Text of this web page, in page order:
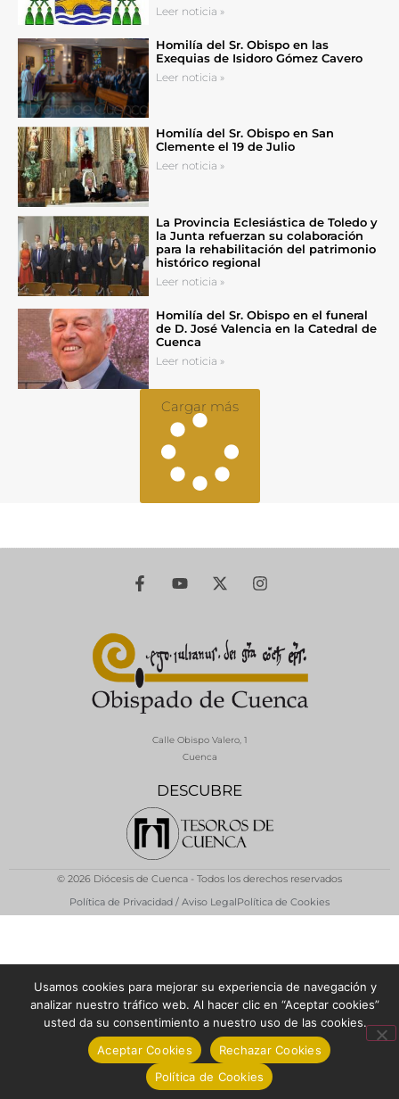
Leer noticia »
Homilía del Sr. Obispo en las
Exequias de Isidoro Gómez Cavero
Leer noticia »
Homilía del Sr. Obispo en San
Clemente el 19 de Julio
Leer noticia »
La Provincia Eclesiástica de Toledo y
la Junta refuerzan su colaboración
para la rehabilitación del patrimonio
histórico regional
Leer noticia »
Homilía del Sr. Obispo en el funeral
de D. José Valencia en la Catedral de
Cuenca
Leer noticia »
Cargar más
DESCUBRE
Calle Obispo Valero, 1
Cuenca
© 2026 Diócesis de Cuenca - Todos los derechos reservados
Política de Privacidad / Aviso LegalPolítica de Cookies
Usamos cookies para mejorar su experiencia de navegación y
analizar nuestro tráfico web. Al hacer clic en “Aceptar cookies”
usted da su consentimiento a nuestro uso de las cookies.
Aceptar Cookies
Rechazar Cookies
Política de Cookies